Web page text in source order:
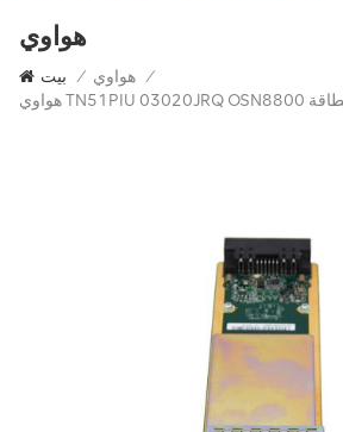
هواوي
بيت / هواوي /